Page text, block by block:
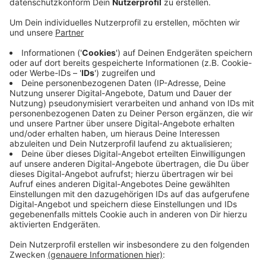
die Stadt die neuen Bescheide.
Veröffentlicht:Dienstag, 21.01.2025 06:15
Anzeige
Die neue Berechnung der Grundsteuer sorgt dafür,
dass Grundstückseigentümer zum Teil tiefer in die
Tasche greifen müssen, zum Teil aber auch weniger
bezahlen müssen. Die Info-Veranstaltung beginnt um
18 Uhr im Forum der Montanusschule, eine Anmeldung
ist nicht nötig. Viele Infos zur Grundsteuerreform hat
die Stadt auch online gestellt. Ihr findet siehier.